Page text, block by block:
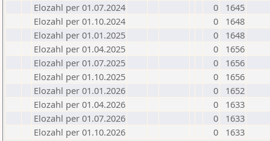
Elozahl per 01.07.2024
0
1645
Elozahl per 01.10.2024
0
1648
Elozahl per 01.01.2025
0
1648
Elozahl per 01.04.2025
0
1656
Elozahl per 01.07.2025
0
1656
Elozahl per 01.10.2025
0
1656
Elozahl per 01.01.2026
0
1652
Elozahl per 01.04.2026
0
1633
Elozahl per 01.07.2026
0
1633
Elozahl per 01.10.2026
0 1633